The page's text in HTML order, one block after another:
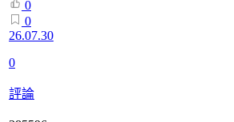
0
0
26.07.30
0
評論